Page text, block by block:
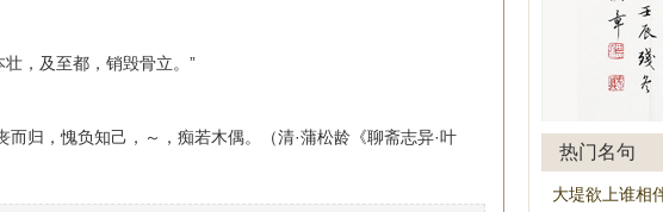
壮，及至都，销毁骨立。”
而归，愧负知己，～，痴若木偶。（清·蒲松龄《聊斋志异·叶
热门名句
大堤欲上谁相